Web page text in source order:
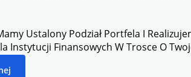
Ustalony Podział Portfela I
Instytucji Finansowych W Trosce O